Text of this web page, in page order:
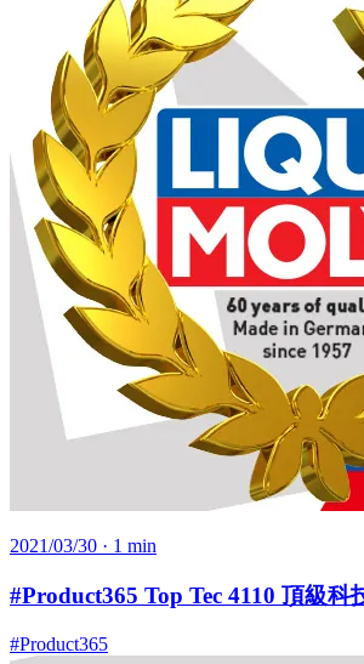
2021/03/30 · 1 min
#Product365 Top Tec 4110 頂級科
#Product365